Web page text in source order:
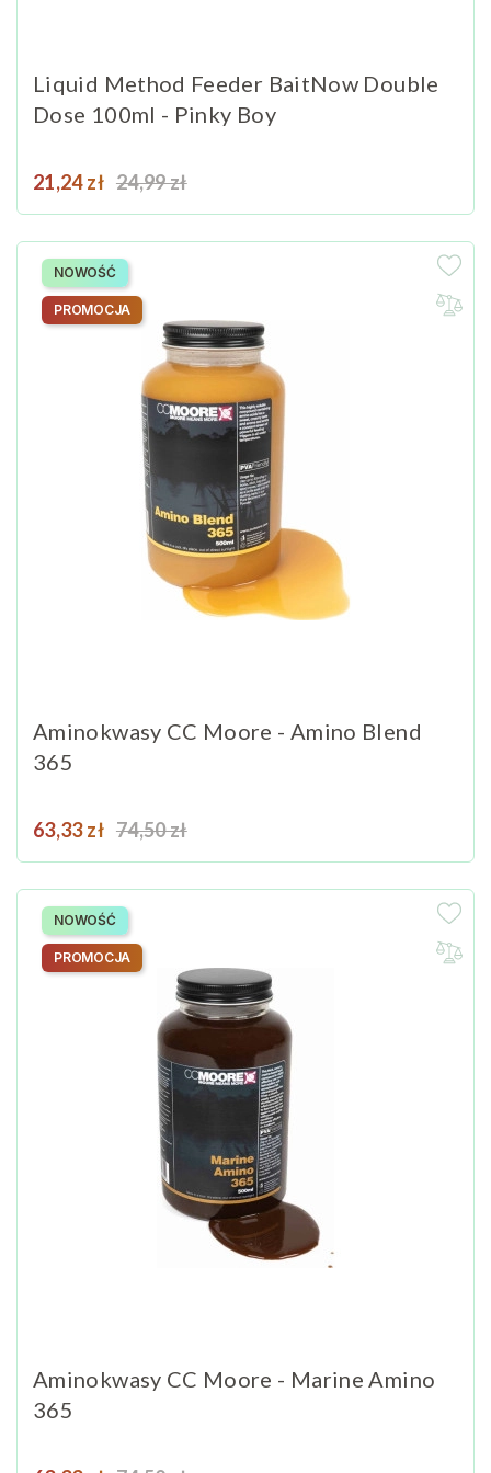
Liquid Method Feeder BaitNow Double
Dose 100ml - Pinky Boy
Cena
21,24 zł Cena podstawowa
24,99 zł
Aminokwasy CC Moore - Amino Blend
365
Cena
63,33 zł Cena podstawowa
74,50 zł
NOWOŚĆ
PROMOCJA
Aminokwasy CC Moore - Marine Amino
365
NOWOŚĆ
PROMOCJA